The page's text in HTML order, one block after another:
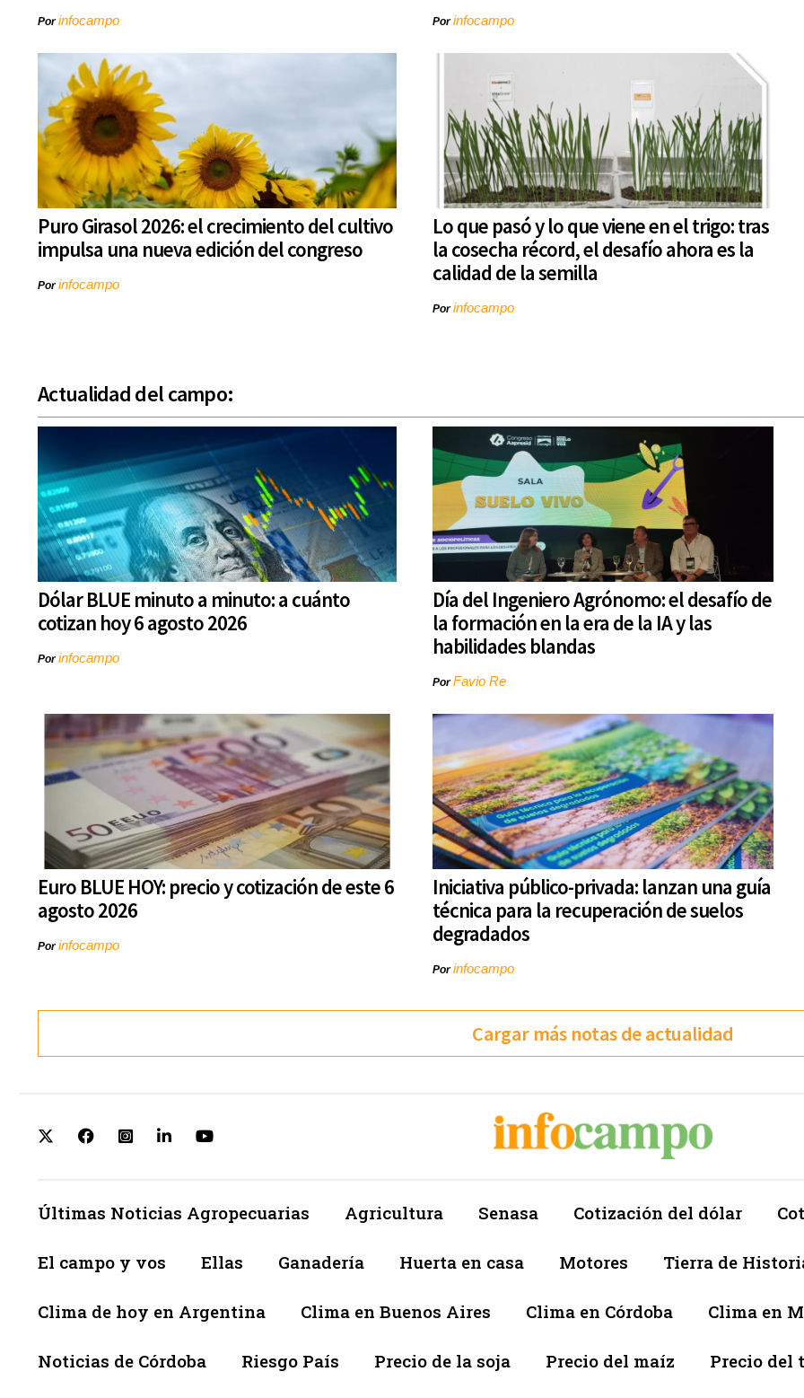
Porinfocampo Porinfocampo
Puro Girasol 2026: el crecimiento del cultivo
impulsa una nueva edición del congreso
Porinfocampo
Lo que pasó y lo que viene en el trigo: tras
la cosecha récord, el desafío ahora es la
calidad de la semilla
Porinfocampo
Actualidad del campo:
Dólar BLUE minuto a minuto: a cuánto
cotizan hoy 6 agosto 2026
Porinfocampo
Día del Ingeniero Agrónomo: el desafío de
la formación en la era de la IA y las
habilidades blandas
PorFavio Re
Euro BLUE HOY: precio y cotización de este 6
agosto 2026
Porinfocampo
Iniciativa público-privada: lanzan una guía
técnica para la recuperación de suelos
degradados
Porinfocampo
Cargar más notas de actualidad
Últimas Noticias Agropecuarias Agricultura Senasa Cotización del dólar
El campo y vos Ellas Ganadería Huerta en casa Motores Tierra de
Clima de hoy en Argentina Clima en Buenos Aires Clima en Córdoba Clima en
Noticias de Córdoba Riesgo País Precio de la soja Precio del maíz Precio del